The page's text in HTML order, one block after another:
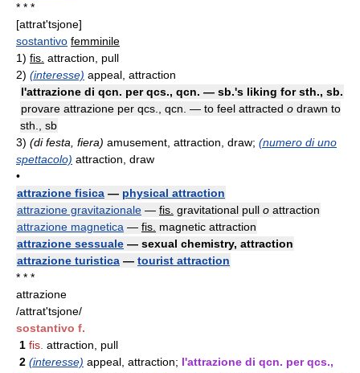
* * *
[attrat'tsjone]
sostantivo femminile
1) fis. attraction, pull
2) (interesse) appeal, attraction
l'attrazione di qcn. per qcs., qcn. — sb.'s liking for sth., sb.
provare attrazione per qcs., qcn. — to feel attracted o drawn to
sth., sb
3) (di festa, fiera) amusement, attraction, draw; (numero di uno
spettacolo) attraction, draw
•
attrazione fisica — physical attraction
attrazione gravitazionale — fis. gravitational pull o attraction
attrazione magnetica — fis. magnetic attraction
attrazione sessuale — sexual chemistry, attraction
attrazione turistica — tourist attraction
* * *
attrazione
/attrat'tsjone/
sostantivo f.
1 fis. attraction, pull
2 (interesse) appeal, attraction; l'attrazione di qcn. per qcs.,